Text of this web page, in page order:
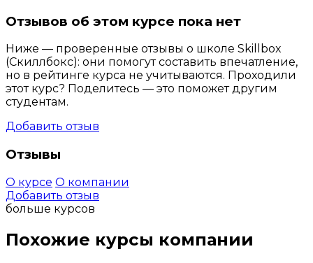
Отзывов об этом курсе пока нет
Ниже — проверенные отзывы о школе Skillbox
(Скиллбокс): они помогут составить впечатление,
но в рейтинге курса не учитываются. Проходили
этот курс? Поделитесь — это поможет другим
студентам.
Добавить отзыв
Отзывы
О курсе О компании
Добавить отзыв
больше курсов
Похожие курсы компании